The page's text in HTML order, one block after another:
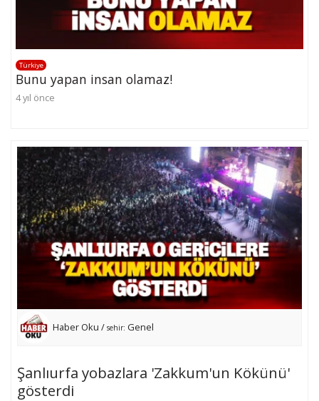
Türkiye
Bunu yapan insan olamaz!
4 yıl önce
Haber Oku / sehir: Genel
Şanlıurfa yobazlara 'Zakkum'un Kökünü'
gösterdi